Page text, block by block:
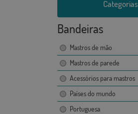
Categorias
Bandeiras
Mastros de mão
Mastros de parede
Acessórios para mastros
Países do mundo
Portuguesa